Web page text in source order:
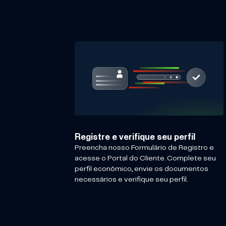
Registre e verifique seu perfil
Preencha nosso Formulário de Registro e
acesse o Portal do Cliente. Complete seu
perfil econômico, envie os documentos
necessários e verifique seu perfil.